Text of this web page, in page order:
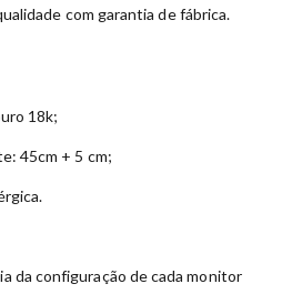
com garantia de fábrica.
18k;
45cm + 5 cm;
da configuração de cada monitor